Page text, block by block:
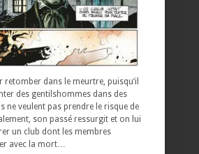
retomber dans le meurtre, puisqu’il
des gentilshommes dans des
ne veulent pas prendre le risque de
son passé ressurgit et on lui
un club dont les membres
avec la mort…